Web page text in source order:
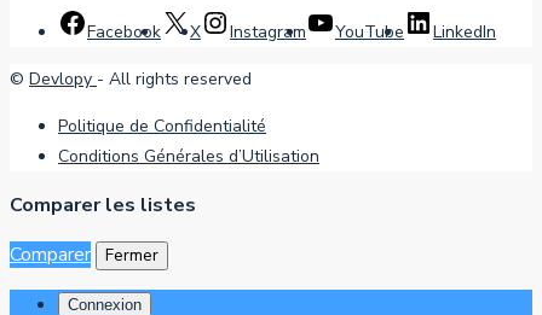
Facebook X Instagram YouTube LinkedIn
© Devlopy - All rights reserved
Politique de Confidentialité
Conditions Générales d’Utilisation
Comparer les listes
Comparer
Fermer
Connexion